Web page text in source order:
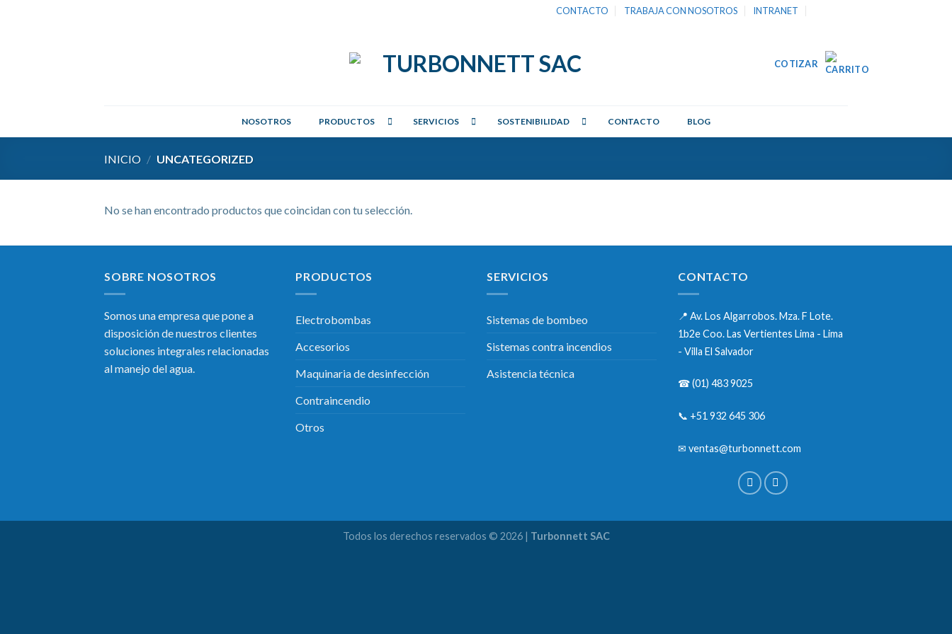
CONTACTO TRABAJA CON NOSOTROS INTRANET
NOSOTROS PRODUCTOS SERVICIOS SOSTENIBILIDAD CONTACTO BLOG
INICIO / UNCATEGORIZED
No se han encontrado productos que coincidan con tu selección.
SOBRE NOSOTROS
Somos una empresa que pone a
disposición de nuestros clientes
soluciones integrales relacionadas
al manejo del agua.
PRODUCTOS
Electrobombas
Accesorios
Maquinaria de desinfección
Contraincendio
Otros
SERVICIOS
Sistemas de bombeo
Sistemas contra incendios
Asistencia técnica
CONTACTO
📍 Av. Los Algarrobos. Mza. F Lote.
1b2e Coo. Las Vertientes Lima - Lima
- Villa El Salvador
☎(01) 483 9025
📞 +51 932 645 306
✉ ventas@turbonnett.com
Todos los derechos reservados © 2026 | Turbonnett SAC